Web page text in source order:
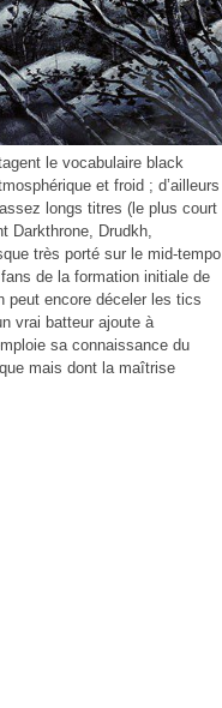
le vocabulaire black
et froid ; d’ailleurs
longs titres (le plus court
Darkthrone, Drudkh,
très porté sur le mid-tempo
de la formation initiale de
peut encore déceler les tics
vrai batteur ajoute à
sa connaissance du
mais dont la maîtrise